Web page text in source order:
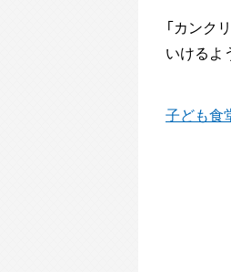
「カンク
いけるよ
子ども食